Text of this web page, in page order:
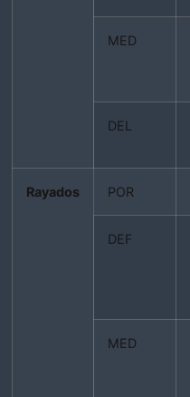
MED
DEL
Rayados POR
DEF
MED